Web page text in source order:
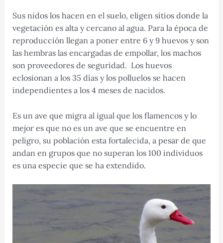
Sus nidos los hacen en el suelo, eligen sitios donde la
vegetación es alta y cercano al agua. Para la época de
reproducción llegan a poner entre 6 y 9 huevos y son
las hembras las encargadas de empollar, los machos
son proveedores de seguridad. Los huevos
eclosionan a los 35 días y los polluelos se hacen
independientes a los 4 meses de nacidos.
Es un ave que migra al igual que los flamencos y lo
mejor es que no es un ave que se encuentre en
peligro, su población esta fortalecida, a pesar de que
andan en grupos que no superan los 100 individuos
es una especie que se ha extendido.